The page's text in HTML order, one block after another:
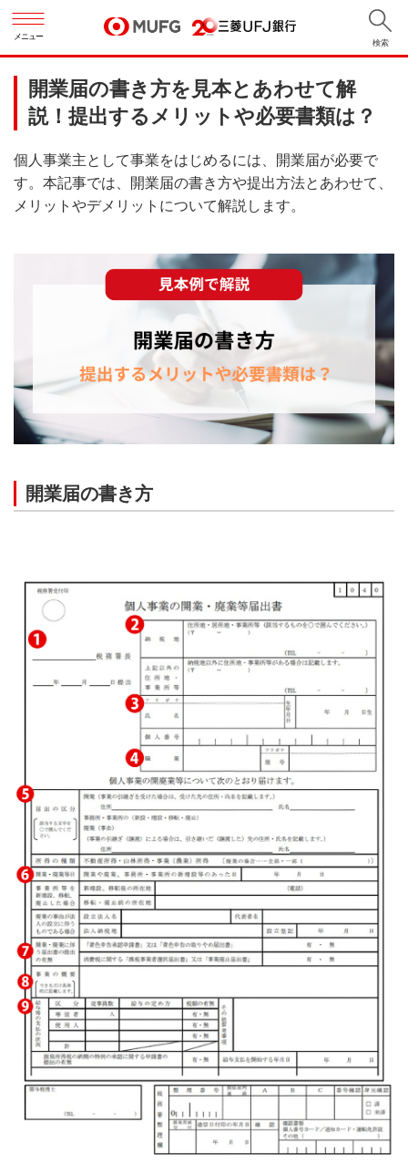
メニュー
検索
開業届の書き方を見本とあわせて解
説！提出するメリットや必要書類は？
個人事業主として事業をはじめるには、開業届が必要で
す。本記事では、開業届の書き方や提出方法とあわせて、
メリットやデメリットについて解説します。
開業届の書き方